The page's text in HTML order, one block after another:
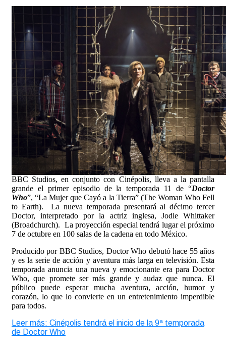
BBC Studios, en conjunto con Cinépolis, lleva a la pantalla
grande el primer episodio de la temporada 11 de “Doctor
Who”, “La Mujer que Cayó a la Tierra” (The Woman Who Fell
to Earth). La nueva temporada presentará al décimo tercer
Doctor, interpretado por la actriz inglesa, Jodie Whittaker
(Broadchurch). La proyección especial tendrá lugar el próximo
7 de octubre en 100 salas de la cadena en todo México.
Producido por BBC Studios, Doctor Who debutó hace 55 años
y es la serie de acción y aventura más larga en televisión. Esta
temporada anuncia una nueva y emocionante era para Doctor
Who, que promete ser más grande y audaz que nunca. El
público puede esperar mucha aventura, acción, humor y
corazón, lo que lo convierte en un entretenimiento imperdible
para todos.
Leer más: Cinépolis tendrá el inicio de la 9ª temporada
de Doctor Who